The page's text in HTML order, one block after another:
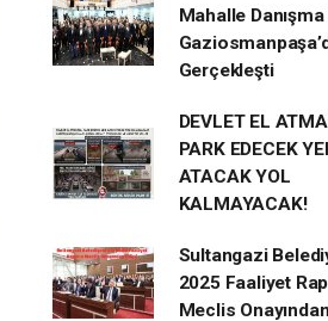
Mahalle
Gerçekleşti
DEVLET EL
PARK EDECEK
ATACAK YOL
KALMAYACAK!
Sultangazi
2025 Faaliyet
Meclis